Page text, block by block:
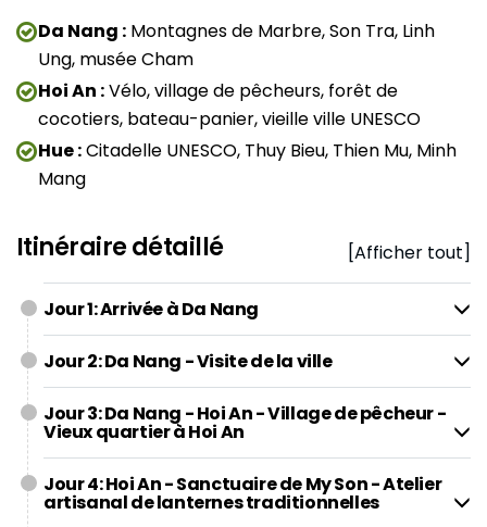
Da Nang : Montagnes de Marbre, Son Tra, Linh
Ung, musée Cham
Hoi An :Vélo, village de pêcheurs, forêt de
cocotiers, bateau-panier, vieille ville UNESCO
Hue :Citadelle UNESCO, Thuy Bieu, Thien Mu, Minh
Mang
Itinéraire détaillé [Afficher tout]
Jour 1: Arrivée à Da Nang
Jour 2: Da Nang - Visite de la ville
Jour 3: Da Nang - Hoi An - Village de pêcheur -
Vieux quartier à Hoi An
Jour 4: Hoi An - Sanctuaire de My Son - Atelier
artisanal de lanternes traditionnelles